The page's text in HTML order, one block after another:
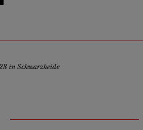
in Schwarzheide